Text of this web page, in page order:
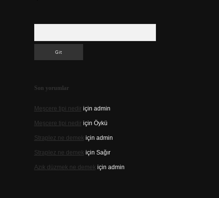
Son yorumlar
Meşcere tipi nediriçin admin
Meşcere tipi nediriçin Öykü
Straplez ne demek için admin
Straplez ne demek için Sağır
Azık düzmek ne demek için admin